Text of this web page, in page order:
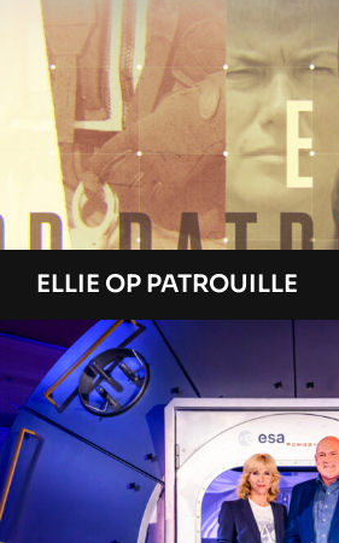
ELLIE OP PATROUILLE